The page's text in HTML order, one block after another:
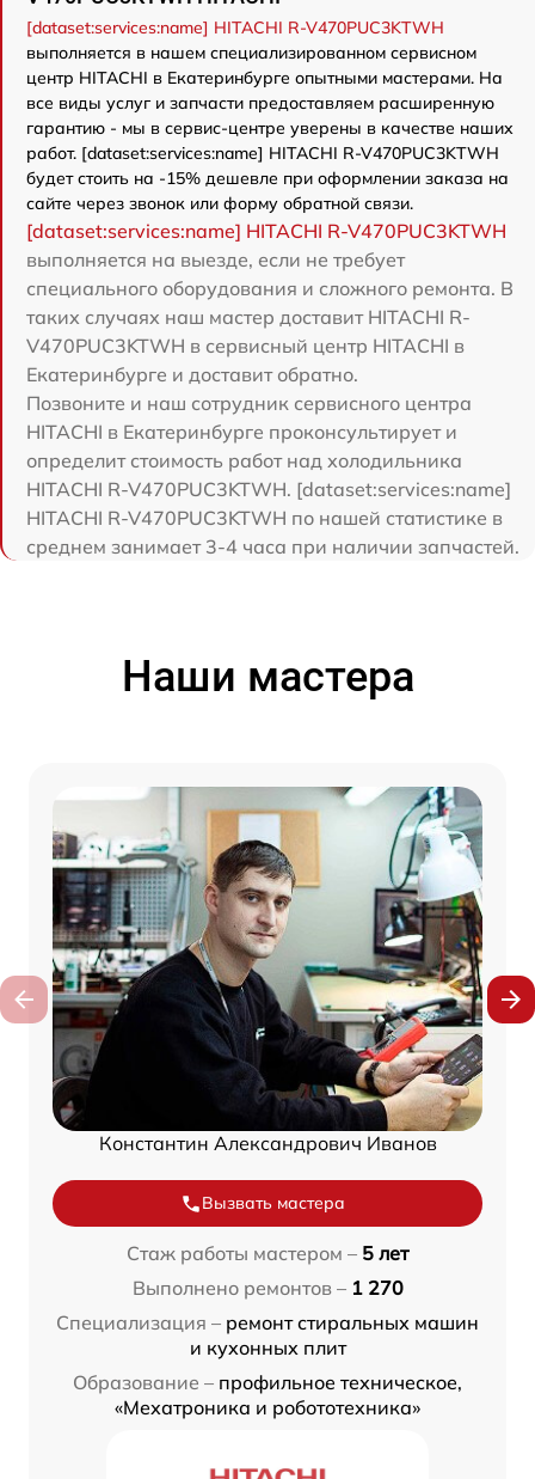
[dataset:services:name] HITACHI R-V470PUC3KTWH
выполняется в нашем специализированном сервисном
центр HITACHI в Екатеринбурге опытными мастерами. На
все виды услуг и запчасти предоставляем расширенную
гарантию - мы в сервис-центре уверены в качестве наших
работ. [dataset:services:name] HITACHI R-V470PUC3KTWH
будет стоить на -15% дешевле при оформлении заказа на
сайте через звонок или форму обратной связи.
[dataset:services:name] HITACHI R-V470PUC3KTWH
выполняется на выезде, если не требует
специального оборудования и сложного ремонта. В
таких случаях наш мастер доставит HITACHI R-
V470PUC3KTWH в сервисный центр HITACHI в
Екатеринбурге и доставит обратно.
Позвоните и наш сотрудник сервисного центра
HITACHI в Екатеринбурге проконсультирует и
определит стоимость работ над холодильника
HITACHI R-V470PUC3KTWH. [dataset:services:name]
HITACHI R-V470PUC3KTWH по нашей статистике в
среднем занимает 3-4 часа при наличии запчастей.
Наши мастера
Константин Александрович Иванов
Вызвать мастера
Стаж работы мастером – 5 лет
Выполнено ремонтов – 1 270
Специализация – ремонт стиральных машин
и кухонных плит
Образование – профильное техническое,
«Мехатроника и робототехника»